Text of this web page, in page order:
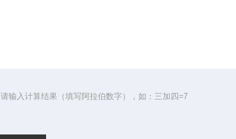
请输入计算结果（填写阿拉伯数字），如：三加四=7